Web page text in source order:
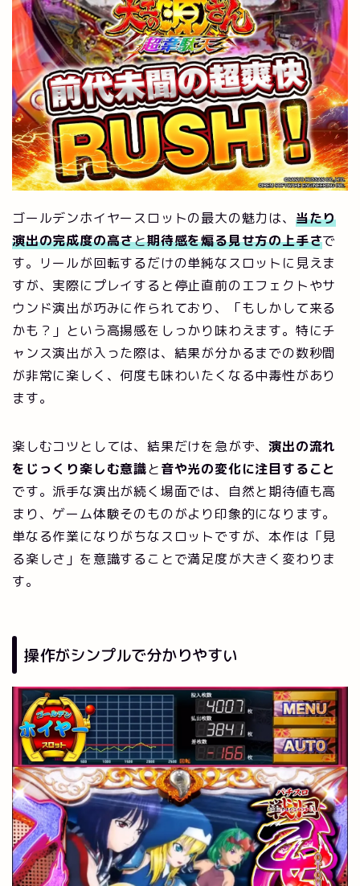
ゴールデンホイヤースロットの最大の魅力は、 当たり
演出の完成度の高さと期待感を煽る見せ方の上手さで
す。リールが回転するだけの単純なスロットに見えま
すが、実際にプレイすると停止直前のエフェクトやサ
ウンド演出が巧みに作られており、「もしかして来る
かも？」という高揚感をしっかり味わえます。特にチ
ャンス演出が入った際は、結果が分かるまでの数秒間
が非常に楽しく、何度も味わいたくなる中毒性があり
ます。
楽しむコツとしては、結果だけを急がず、演出の流れ
をじっくり楽しむ意識と音や光の変化に注目すること
です。派手な演出が続く場面では、自然と期待値も高
まり、ゲーム体験そのものがより印象的になります。
単なる作業になりがちなスロットですが、本作は「見
る楽しさ」を意識することで満足度が大きく変わりま
す。
操作がシンプルで分かりやすい